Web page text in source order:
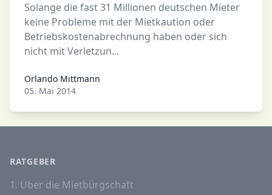
Solange die fast 31 Millionen deutschen Mieter
keine Probleme mit der Mietkaution oder
Betriebskostenabrechnung haben oder sich
nicht mit Verletzun...
Orlando Mittmann
Orlando Mittmann
05. Mai 2014
RATGEBER
1. Über die Mietbürgschaft